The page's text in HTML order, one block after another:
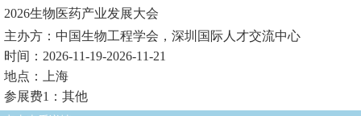
2026生物医药产业发展大会
主办方：中国生物工程学会，深圳国际人才交流中心
时间：2026-11-19-2026-11-21
地点：上海
参展费1：其他